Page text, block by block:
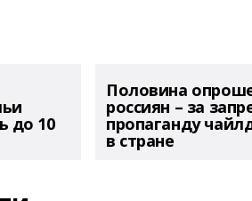
до 10
Половина
россиян – за
пропаганду
в стране